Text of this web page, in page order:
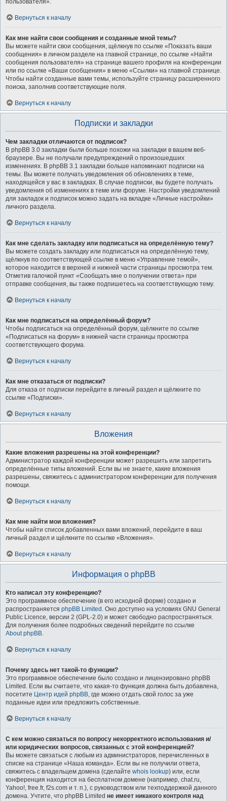
пользователя».
Вернуться к началу
Как мне найти свои сообщения и созданные мной темы?
Вы можете найти свои сообщения, щёлкнув по ссылке «Показать ваши
сообщения» в личном разделе на главной странице, по ссылке «Найти
сообщения пользователя» на странице вашего профиля на конференции
или по ссылке «Ваши сообщения» в меню «Ссылки» на главной странице.
Чтобы найти созданные вами темы, используйте страницу расширенного
поиска, заполнив соответствующие поля.
Вернуться к началу
Подписки и закладки
Чем закладки отличаются от подписок?
В phpBB 3.0 закладки были больше похожи на закладки в вашем веб-
браузере. Вы не получали предупреждений о произошедших
изменениях. В phpBB 3.1 закладки больше напоминают подписки на
темы. Вы можете получать уведомления об обновлениях в теме,
находящейся у вас в закладках. В случае подписки, вы будете получать
уведомления об изменениях в теме или форуме. Настройки уведомлений
для закладок и подписок можно задать на вкладке «Личные настройки»
личного раздела.
Вернуться к началу
Как мне сделать закладку или подписаться на определённую тему?
Вы можете создать закладку или подписаться на определённую тему,
щёлкнув по соответствующей ссылке в меню «Управление темой»,
которое находится в верхней и нижней части страницы просмотра тем.
Отметив галочкой пункт «Сообщать мне о получении ответа» при
отправке сообщения, вы также подпишетесь на соответствующую тему.
Вернуться к началу
Как мне подписаться на определённый форум?
Чтобы подписаться на определённый форум, щёлкните по ссылке
«Подписаться на форум» в нижней части страницы просмотра
соответствующего форума.
Вернуться к началу
Как мне отказаться от подписки?
Для отказа от подписки перейдите в личный раздел и щёлкните по
ссылке «Подписки».
Вернуться к началу
Вложения
Какие вложения разрешены на этой конференции?
Администратор каждой конференции может разрешить или запретить
определённые типы вложений. Если вы не знаете, какие вложения
разрешены, свяжитесь с администратором конференции для получения
помощи.
Вернуться к началу
Как мне найти мои вложения?
Чтобы найти список добавленных вами вложений, перейдите в ваш
личный раздел и щёлкните по ссылке «Вложения».
Вернуться к началу
Информация о phpBB
Кто написал эту конференцию?
Это программное обеспечение (в его исходной форме) создано и
распространяется phpBB Limited . Оно доступно на условиях GNU General
Public Licence, версии 2 (GPL-2.0) и может свободно распространяться.
Для получения более подробных сведений перейдите по ссылке
About phpBB.
Вернуться к началу
Почему здесь нет такой-то функции?
Это программное обеспечение было создано и лицензировано phpBB
Limited. Если вы считаете, что какая-то функция должна быть добавлена,
посетите Центр идей phpBB, где можно отдать свой голос за уже
поданные идеи или предложить собственные.
Вернуться к началу
С кем можно связаться по вопросу некорректного использования и/
или юридических вопросов, связанных с этой конференцией?
Вы можете связаться с любым из администраторов, перечисленных в
списке на странице «Наша команда». Если вы не получили ответа,
свяжитесь с владельцем домена (сделайте whois lookup) или, если
конференция находится на бесплатном домене (например, chat.ru,
Yahoo!, free.fr, f2s.com и т. п.), с руководством или техподдержкой данного
домена. Учтите, что phpBB Limited не имеет никакого контроля над